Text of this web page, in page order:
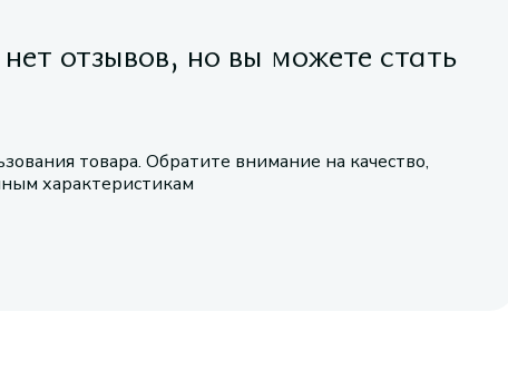
отзывов, но вы можете стать
товара. Обратите внимание на качество,
характеристикам